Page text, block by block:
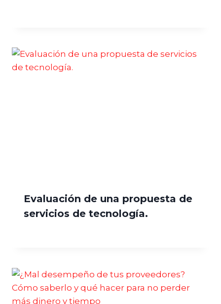
Evaluación de una propuesta de
servicios de tecnología.